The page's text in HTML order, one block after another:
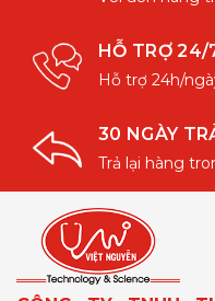
HỖ TRỢ 24/
Hỗ trợ 24h/
30 NGÀY
Trả lại hàng